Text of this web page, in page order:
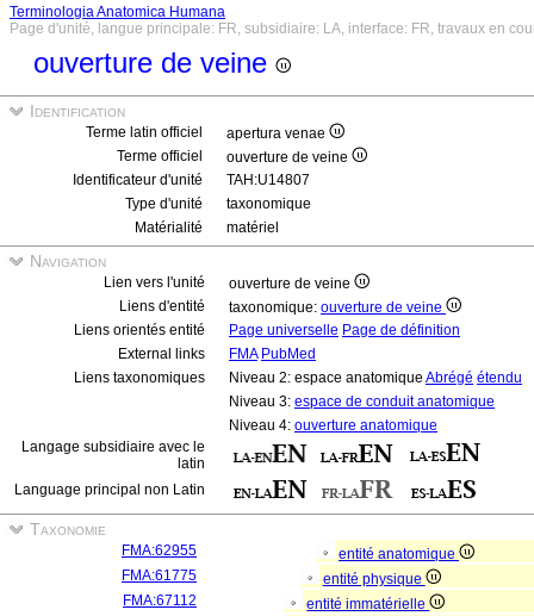
Terminologia Anatomica Humana
Page d'unité, langue principale: FR, subsidiaire: LA, interface: FR, travaux en
ouverture de veine
Identification
Terme latin officiel
apertura venae
Terme officiel
ouverture de veine
Identificateur d'unité
TAH:U14807
Type d'unité
taxonomique
Matérialité
matériel
Navigation
Lien vers l'unité
ouverture de veine
Liens d'entité
taxonomique: ouverture de veine
Liens orientés entité
Page universelle Page de définition
External links
FMA PubMed
Liens taxonomiques
Niveau 2: espace anatomique Abrégé étendu
Niveau 3: espace de conduit anatomique
Niveau 4: ouverture anatomique
Langage subsidiaire avec le
latin
Language principal non Latin
Taxonomie
FMA:62955
entité anatomique
FMA:61775
entité physique
FMA:67112
entité immatérielle